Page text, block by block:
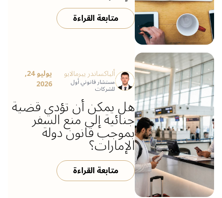
متابعة القراءة
ألياكساندر ييرمالايو
مستشار قانوني أول
للشركات
يوليو 24,
2026
هل يمكن أن تؤدي قضية
جنائية إلى منع السفر
بموجب قانون دولة
الإمارات؟
متابعة القراءة